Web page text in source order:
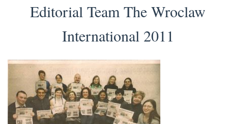
Editorial Team The Wroclaw
International 2011